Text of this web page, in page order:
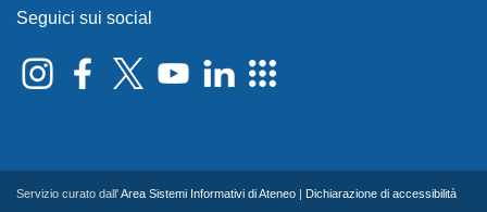
Seguici sui social
Servizio curato dall'Area Sistemi Informativi di Ateneo Dichiarazione di accessibilità